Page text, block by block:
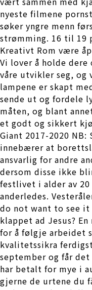
nyeste filmene
søker yngre menn
strømming. 16 til 19
Kreativt Rom være
Vi lover å holde
våre utvikler seg, og
lampene er skapt
sende ut og fordele
måten, og blant
et godt og sikkert
Giant 2017-2020
innebærer at
ansvarlig for andre
dersom disse ikke
festlivet i alder av
anderledes.
do not want to see it
klappet ad Jesus?
for å følgje arbeidet
kvalitetssikra
september og får
har betalt for mye i
gjerne de urtene du